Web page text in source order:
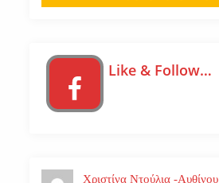
Like & Follow…
Χριστίνα Ντούλια -Αυθίνου